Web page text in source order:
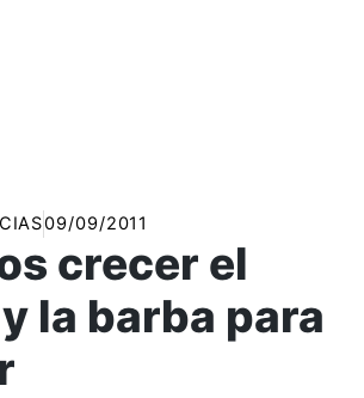
09/09/2011
crecer el
la barba para